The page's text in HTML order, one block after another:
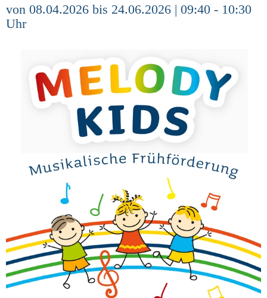
von 08.04.2026 bis 24.06.2026 | 09:40 - 10:30
Uhr